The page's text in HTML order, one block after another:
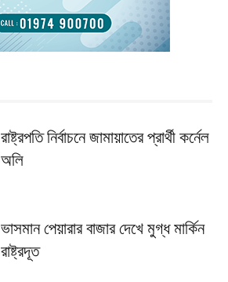
রাষ্ট্রপতি নির্বাচনে জামায়াতের প্রার্থী কর্নেল
অলি
ভাসমান পেয়ারার বাজার দেখে মুগ্ধ মার্কিন
রাষ্ট্রদূত